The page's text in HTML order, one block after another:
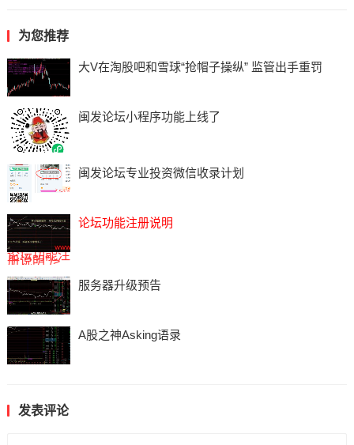
为您推荐
大V在淘股吧和雪球“抢帽子操纵” 监管出手重罚
闽发论坛小程序功能上线了
闽发论坛专业投资微信收录计划
论坛功能注
册说明"/>
论坛功能注册说明
服务器升级预告
A股之神Asking语录
发表评论